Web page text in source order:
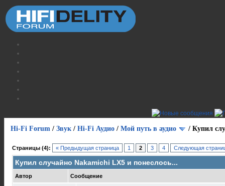
Hi-Fi Forum / Звук / Hi-Fi Аудио / Мой путь в аудио / Купил
Страницы (4): « Предыдущая страница 1 2 3 4 Следующая
Купил случайно Nakamichi LX5 и понеслось...
Автор Сообщение